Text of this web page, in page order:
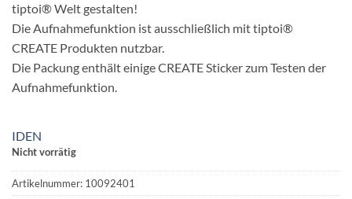
tiptoi® Welt gestalten!
Die Aufnahmefunktion ist ausschließlich mit tiptoi®
CREATE Produkten nutzbar.
Die Packung enthält einige CREATE Sticker zum Testen der
Aufnahmefunktion.
IDEN
Nicht vorrätig
Artikelnummer: 10092401